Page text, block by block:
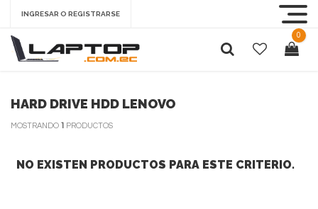
INGRESAR O REGISTRARSE
0
HARD DRIVE HDD LENOVO
MOSTRANDO 1 PRODUCTOS
NO EXISTEN PRODUCTOS PARA ESTE CRITERIO.